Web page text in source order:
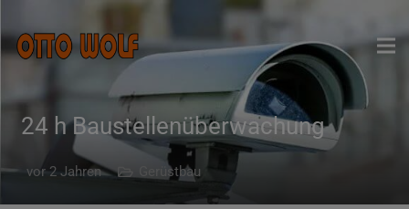
24 h Baustellenüberwachung
vor 2 Jahren Gerüstbau